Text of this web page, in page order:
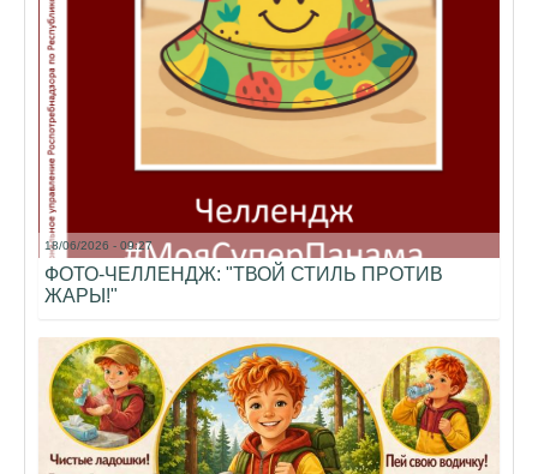
18/06/2026 - 09:27
ФОТО-ЧЕЛЛЕНДЖ: "ТВОЙ СТИЛЬ ПРОТИВ
ЖАРЫ!"